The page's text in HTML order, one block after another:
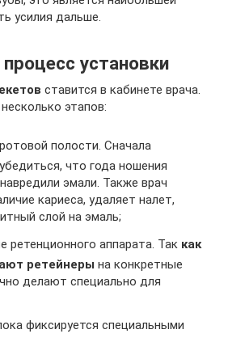
усилия дальше.
установки
ставится в кабинете врача.
этапов:
полости. Сначала
что года ношения
эмали. Также врач
кариеса, удаляет налет,
слой на эмаль;
ретенционного аппарата. Так как
ретейнеры на конкретные
делают специально для
фиксируется специальными